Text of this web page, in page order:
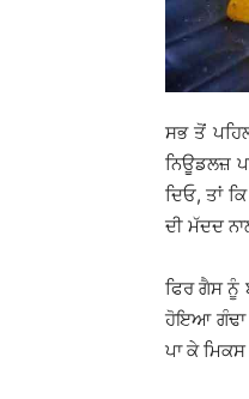
ਸਭ ਤੋਂ
ਨਿਊਡਲਜ਼
ਦਿਓ, ਤਾਂ
ਦੀ ਮੱਦਦ
ਫਿਰ ਗੈਸ ਨੂੰ
ਹੋਇਆ ਗੰਢਾ
ਪਾ ਕੇ